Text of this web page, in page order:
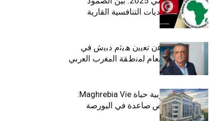
الاجتماعي وتحديات التنافسية القارية
ﺗﯾﺗرا ﺑﺎك ﺗﻌﻠن ﻋن ﺗﻌﯾﯾن ھﯾﺛم دﺑﯾش ﻓﻲ
ﻣﻧﺻب اﻟﻣدﯾر اﻟﻌﺎم ﻟﻣﻧطﻘﺔ اﻟﻣﻐرب اﻟﻌرﺑﻲ
وﻏرب أﻓرﯾﻘﯾﺎ
التأمينات المغربية حياة Maghrebia Vie:
فاعل رائد بفرص صاعدة في البورصة
(+34.8%)